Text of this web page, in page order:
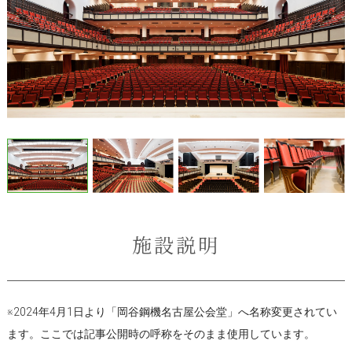
施設説明
※2024年4月1日より「岡谷鋼機名古屋公会堂」へ名称変更されてい
ます。ここでは記事公開時の呼称をそのまま使用しています。